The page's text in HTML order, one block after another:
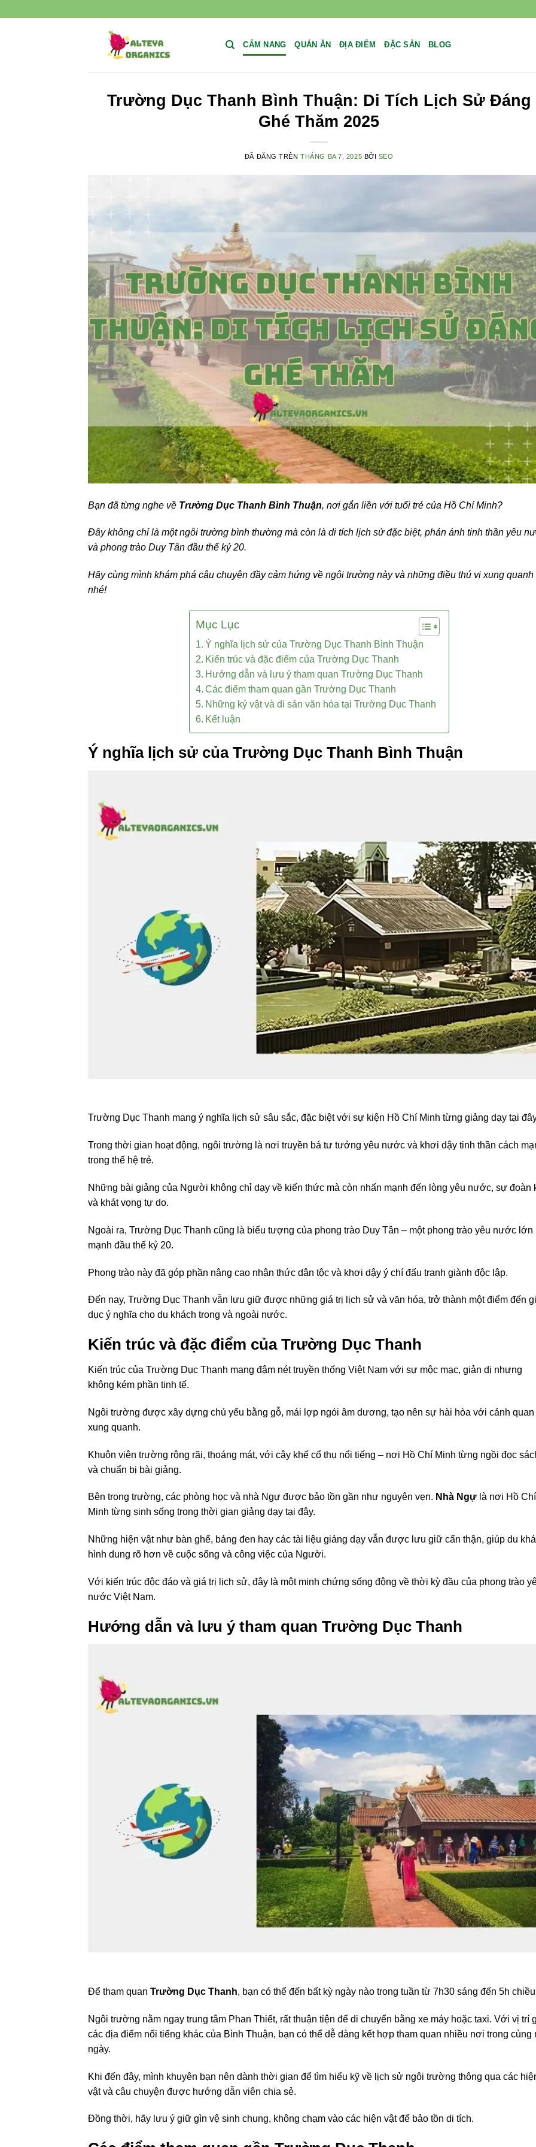
CẨM NANG QUÁN ĂN ĐỊA ĐIỂM ĐẶC SẢN BLOG
Trường Dục Thanh Bình Thuận: Di Tích Lịch Sử Đáng
Ghé Thăm 2025
ĐÃ ĐĂNG TRÊNTHÁNG BA 7, 2025 BỞI SEO
Bạn đã từng nghe về Trường Dục Thanh Bình Thuận, nơi gắn liền với tuổi trẻ của Hồ Chí Minh?
Đây không chỉ là một ngôi trường bình thường mà còn là di tích lịch sử đặc biệt, phản ánh tinh thần yêu
và phong trào Duy Tân đầu thế kỷ 20.
Hãy cùng mình khám phá câu chuyện đầy cảm hứng về ngôi trường này và những điều thú vị xung quanh
nhé!
Mục Lục
Ý nghĩa lịch sử của Trường Dục Thanh Bình Thuận
Kiến trúc và đặc điểm của Trường Dục Thanh
Hướng dẫn và lưu ý tham quan Trường Dục Thanh
Các điểm tham quan gần Trường Dục Thanh
Những kỷ vật và di sản văn hóa tại Trường Dục Thanh
Kết luận
Ý nghĩa lịch sử của Trường Dục Thanh Bình Thuận
Trường Dục Thanh mang ý nghĩa lịch sử sâu sắc, đặc biệt với sự kiện Hồ Chí Minh từng giảng dạy tại
Trong thời gian hoạt động, ngôi trường là nơi truyền bá tư tưởng yêu nước và khơi dậy tinh thần cách
trong thế hệ trẻ.
Những bài giảng của Người không chỉ dạy về kiến thức mà còn nhấn mạnh đến lòng yêu nước, sự đoàn
và khát vọng tự do.
Ngoài ra, Trường Dục Thanh cũng là biểu tượng của phong trào Duy Tân – một phong trào yêu nước lớn
mạnh đầu thế kỷ 20.
Phong trào này đã góp phần nâng cao nhận thức dân tộc và khơi dậy ý chí đấu tranh giành độc lập.
Đến nay, Trường Dục Thanh vẫn lưu giữ được những giá trị lịch sử và văn hóa, trở thành một điểm đến
dục ý nghĩa cho du khách trong và ngoài nước.
Kiến trúc và đặc điểm của Trường Dục Thanh
Kiến trúc của Trường Dục Thanh mang đậm nét truyền thống Việt Nam với sự mộc mạc, giản dị nhưng
không kém phần tinh tế.
Ngôi trường được xây dựng chủ yếu bằng gỗ, mái lợp ngói âm dương, tạo nên sự hài hòa với cảnh quan
xung quanh.
Khuôn viên trường rộng rãi, thoáng mát, với cây khế cổ thụ nổi tiếng – nơi Hồ Chí Minh từng ngồi đọc
và chuẩn bị bài giảng.
Bên trong trường, các phòng học và nhà Ngự được bảo tồn gần như nguyên vẹn. Nhà Ngự là nơi Hồ Chí
Minh từng sinh sống trong thời gian giảng dạy tại đây.
Những hiện vật như bàn ghế, bảng đen hay các tài liệu giảng dạy vẫn được lưu giữ cẩn thận, giúp du
hình dung rõ hơn về cuộc sống và công việc của Người.
Với kiến trúc độc đáo và giá trị lịch sử, đây là một minh chứng sống động về thời kỳ đầu của phong trào
nước Việt Nam.
Hướng dẫn và lưu ý tham quan Trường Dục Thanh
Để tham quan Trường Dục Thanh, bạn có thể đến bất kỳ ngày nào trong tuần từ 7h30 sáng đến 5h
Ngôi trường nằm ngay trung tâm Phan Thiết, rất thuận tiện để di chuyển bằng xe máy hoặc taxi. Với vị trí
các địa điểm nổi tiếng khác của Bình Thuận, bạn có thể dễ dàng kết hợp tham quan nhiều nơi trong cùng
ngày.
Khi đến đây, mình khuyên bạn nên dành thời gian để tìm hiểu kỹ về lịch sử ngôi trường thông qua các
vật và câu chuyện được hướng dẫn viên chia sẻ.
Đồng thời, hãy lưu ý giữ gìn vệ sinh chung, không chạm vào các hiện vật để bảo tồn di tích.